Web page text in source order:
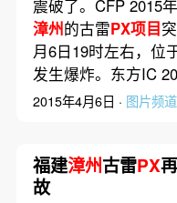
震破了。CFP 2015
漳州的古雷PX项目
月6日19时左右，位
发生爆炸。东方IC
2015年4月6日 · 图片频道
福建漳州古雷PX
故